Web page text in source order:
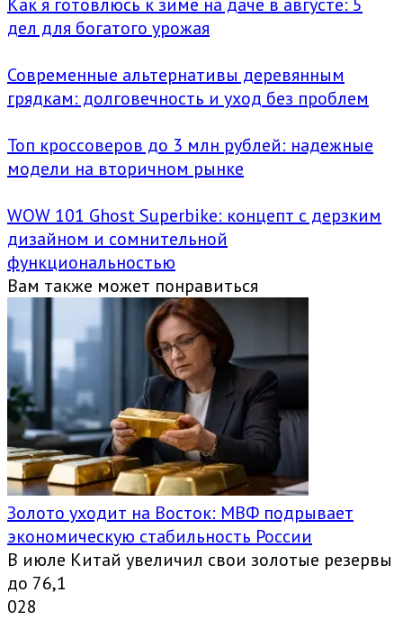
Как я готовлюсь к зиме на даче в августе: 5
дел для богатого урожая
Современные альтернативы деревянным
грядкам: долговечность и уход без проблем
Топ кроссоверов до 3 млн рублей: надежные
модели на вторичном рынке
WOW 101 Ghost Superbike: концепт с дерзким
дизайном и сомнительной
функциональностью
Вам также может понравиться
Золото уходит на Восток: МВФ подрывает
экономическую стабильность России
В июле Китай увеличил свои золотые резервы
до 76,1
028